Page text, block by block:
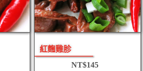
紅麴雞胗
NT$145